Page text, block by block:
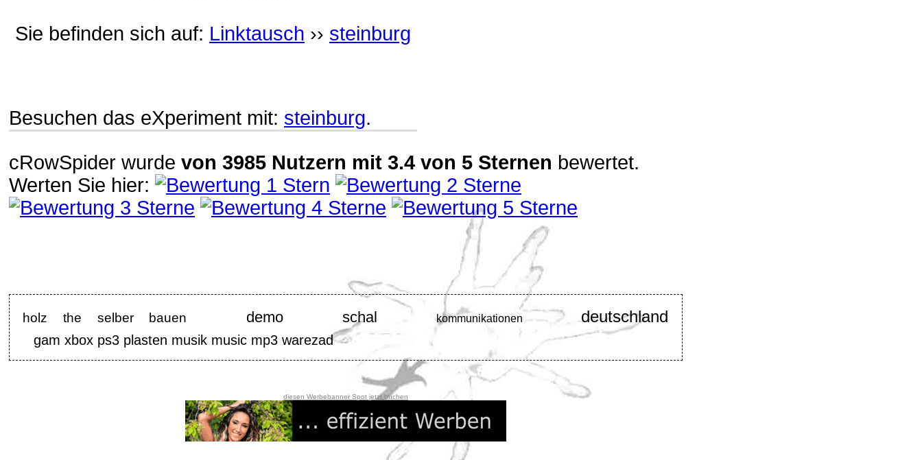
Sie befinden sich auf: Linktausch ›› steinburg
Besuchen das eXperiment mit: steinburg.
cRowSpider wurde von 3985 Nutzern mit 3.4 von 5 Sternen bewertet.
Werten Sie hier:
holz the selber bauen demo schal kommunikationen deutschland
gam xbox ps3 plasten musik music mp3 warezad
diesen Werbebanner Spot jetzt buchen